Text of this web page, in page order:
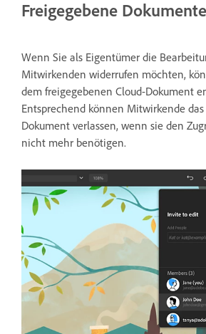
Freigegebene
Wenn Sie als Eigentümer die
Mitwirkenden widerrufen möchten,
dem freigegebenen Cloud-Dokument
Entsprechend können Mitwirkende
Dokument verlassen, wenn sie den
nicht mehr benötigen.